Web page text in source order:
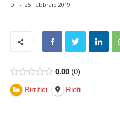
Di - 25 Febbraio 2019
0.00 0
Birrifici Rieti